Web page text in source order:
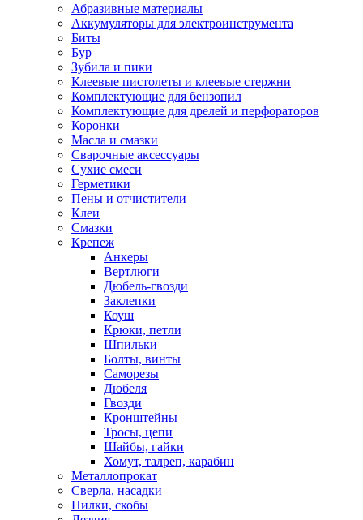
Абразивные материалы
Аккумуляторы для электроинструмента
Биты
Бур
Зубила и пики
Клеевые пистолеты и клеевые стержни
Комплектующие для бензопил
Комплектующие для дрелей и перфораторов
Коронки
Масла и смазки
Сварочные аксессуары
Сухие смеси
Герметики
Пены и отчистители
Клеи
Смазки
Крепеж
Анкеры
Вертлюги
Дюбель-гвозди
Заклепки
Коуш
Крюки, петли
Шпильки
Болты, винты
Саморезы
Дюбеля
Гвозди
Кронштейны
Тросы, цепи
Шайбы, гайки
Хомут, талреп, карабин
Металлопрокат
Сверла, насадки
Пилки, скобы